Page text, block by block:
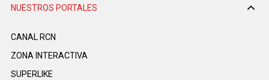
NUESTROS PORTALES
CANAL RCN
ZONA INTERACTIVA
SUPERLIKE